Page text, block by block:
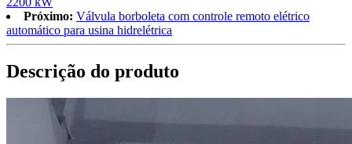
Próximo: Válvula borboleta com controle remoto elétrico
automático para usina hidrelétrica
Descrição do produto